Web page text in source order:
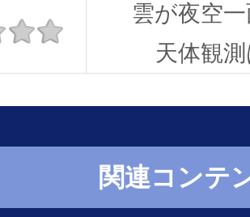
雲が夜空
天体観
関連コンテ